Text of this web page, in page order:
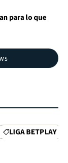
para lo que
LIGA BETPLAY